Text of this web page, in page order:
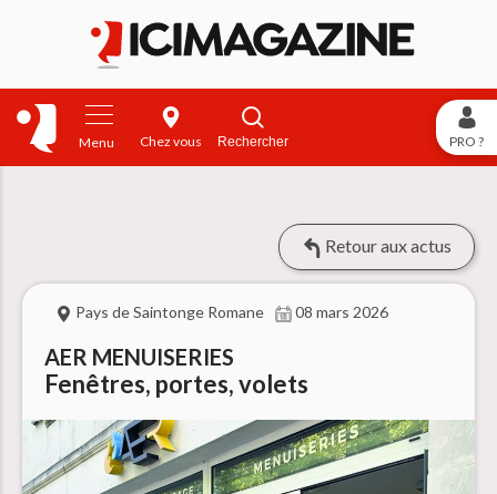
Menu Chez vous Rechercher PRO ?
Retour aux actus
Pays de Saintonge Romane 08 mars 2026
AER MENUISERIES
Fenêtres, portes, volets